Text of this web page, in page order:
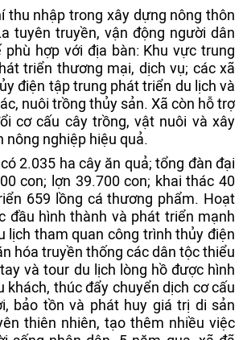
thu nhập trong xây dựng nông thôn
tuyên truyền, vận động người dân
hợp với địa bàn: Khu vực trung
triển thương mại, dịch vụ; các xã
điện tập trung phát triển du lịch và
nuôi trồng thủy sản. Xã còn hỗ trợ
cơ cấu cây trồng, vật nuôi và xây
nông nghiệp hiệu quả.
2.035 ha cây ăn quả; tổng đàn đại
con; lợn 39.700 con; khai thác 40
659 lồng cá thương phẩm. Hoạt
đầu hình thành và phát triển mạnh
lịch tham quan công trình thủy điện
hóa truyền thống các dân tộc thiểu
và tour du lịch lòng hồ được hình
khách, thúc đẩy chuyển dịch cơ cấu
bảo tồn và phát huy giá trị di sản
thiên nhiên, tạo thêm nhiều việc